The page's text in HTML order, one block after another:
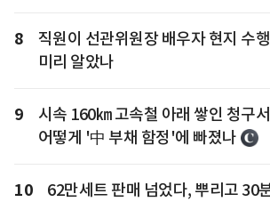
8
직원이 선관위원장 배우자 현지 수
미리 알았나
9
시속 160㎞ 고속철 아래 쌓인 청구
어떻게 '中 부채 함정'에 빠졌나
10
62만세트 판매 넘었다, 뿌리고 30